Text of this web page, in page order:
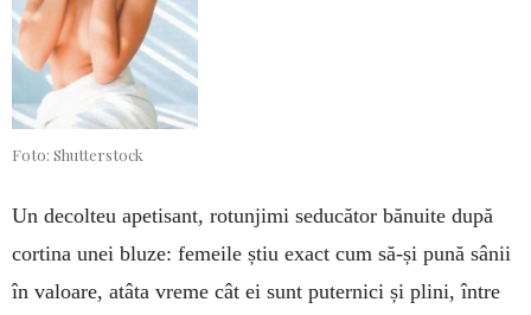
Foto: Shutterstock
Un decolteu apetisant, ro­tun­jimi seducător bănuite după
cortina unei bluze: femeile știu exact cum să-și pună sânii
în valoare, atâta vreme cât ei sunt puternici și plini, între